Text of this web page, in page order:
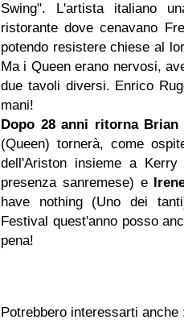
Swing". L'artista italiano
ristorante dove cenavano
potendo resistere chiese al
Ma i Queen erano nervosi,
due tavoli diversi. Enrico
mani!
Dopo 28 anni ritorna Brian
(Queen) tornerà, come
dell'Ariston insieme a
presenza sanremese) e
have nothing (Uno dei
Festival quest'anno posso
pena!
Potrebbero interessarti anche